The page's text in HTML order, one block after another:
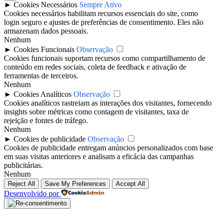
► Cookies Necessários Sempre Ativo
Cookies necessários habilitam recursos essenciais do site, como
login seguro e ajustes de preferências de consentimento. Eles não
armazenam dados pessoais.
Nenhum
► Cookies Funcionais Observação
Cookies funcionais suportam recursos como compartilhamento de
conteúdo em redes sociais, coleta de feedback e ativação de
ferramentas de terceiros.
Nenhum
► Cookies Analíticos Observação
Cookies analíticos rastreiam as interações dos visitantes, fornecendo
insights sobre métricas como contagem de visitantes, taxa de
rejeição e fontes de tráfego.
Nenhum
► Cookies de publicidade Observação
Cookies de publicidade entregam anúncios personalizados com base
em suas visitas anteriores e analisam a eficácia das campanhas
publicitárias.
Nenhum
Reject All Save My Preferences Accept All
Desenvolvido por